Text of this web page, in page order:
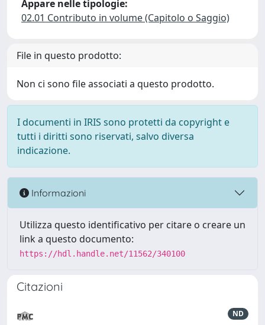
Appare nelle tipologie:
02.01 Contributo in volume (Capitolo o Saggio)
File in questo prodotto:
Non ci sono file associati a questo prodotto.
I documenti in IRIS sono protetti da copyright e
tutti i diritti sono riservati, salvo diversa
indicazione.
Informazioni
Utilizza questo identificativo per citare o creare un
link a questo documento:
https://hdl.handle.net/11562/340100
Citazioni
ND